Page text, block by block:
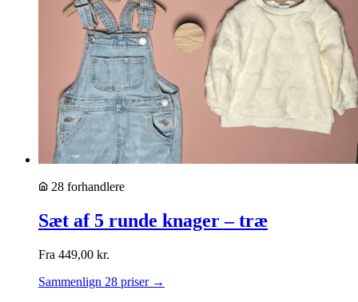
28 forhandlere
Sæt af 5 runde knager – træ
Fra 449,00 kr.
Sammenlign 28 priser →